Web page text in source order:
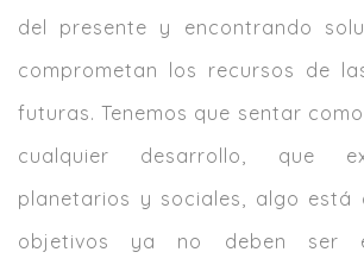
del presente y encontrando
comprometan los recursos de
futuras. Tenemos que sentar
cualquier desarrollo, que
planetarios y sociales, algo está
objetivos ya no deben ser